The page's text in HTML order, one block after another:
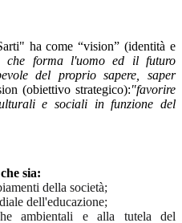
ha come “vision” (identità e
che forma l'uomo ed il futuro
del proprio sapere, saper
(obiettivo strategico):"favorire
e sociali in funzione del
sia:
della società;
dell'educazione;
ambientali e alla tutela del